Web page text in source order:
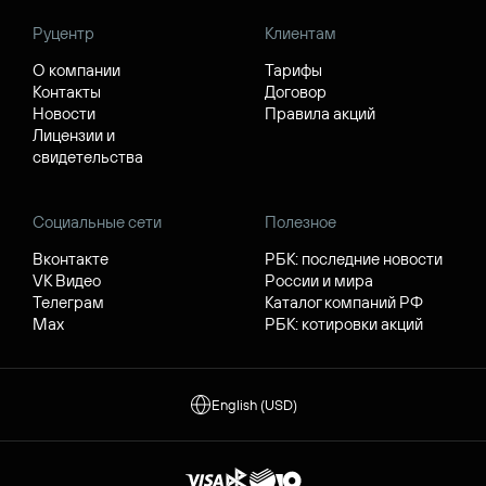
Руцентр
О компании
Контакты
Новости
Лицензии и
свидетельства
Клиентам
Тарифы
Договор
Правила акций
Социальные сети
Вконтакте
VK Видео
Телеграм
Max
Полезное
РБК: последние новости
России и мира
Каталог компаний РФ
РБК: котировки акций
English (USD)